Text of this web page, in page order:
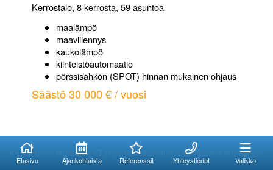
Etusivu Ajankohtaista Referenssit Yhteystiedot Valikko
Kerrostalo, 8 kerrosta, 59 asuntoa
maalämpö
maaviilennys
kaukolämpö
kiinteistöautomaatio
pörssisähkön (SPOT) hinnan mukainen ohjaus
Säästö 30 000 € / vuosi
Kerrostalon lämmitys - Taloyhtiön lämmitys - Kiinteistön lämmitys -
Viilennys - Maalämpö